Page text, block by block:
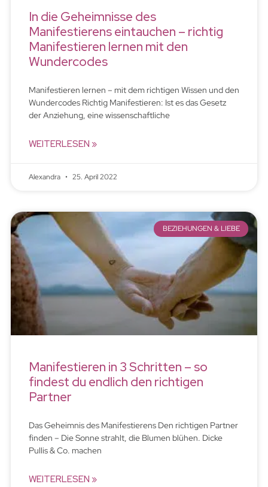
In die Geheimnisse des
Manifestierens eintauchen – richtig
Manifestieren lernen mit den
Wundercodes
Manifestieren lernen – mit dem richtigen Wissen und den
Wundercodes Richtig Manifestieren: Ist es das Gesetz
der Anziehung, eine wissenschaftliche
WEITERLESEN »
Alexandra 25. April 2022
BEZIEHUNGEN & LIEBE
Manifestieren in 3 Schritten – so
findest du endlich den richtigen
Partner
Das Geheimnis des Manifestierens Den richtigen Partner
finden – Die Sonne strahlt, die Blumen blühen. Dicke
Pullis & Co. machen
WEITERLESEN »